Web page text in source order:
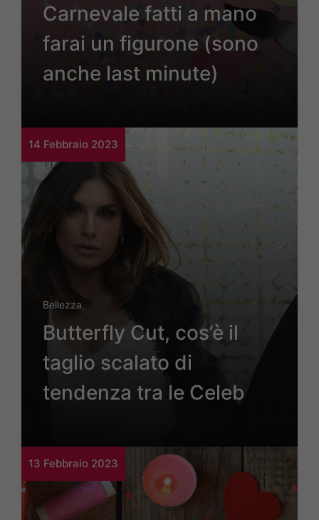
Carnevale fatti a mano
farai un figurone (sono
anche last minute)
14 Febbraio 2023
Bellezza
Butterfly Cut, cos’è il
taglio scalato di
tendenza tra le Celeb
13 Febbraio 2023